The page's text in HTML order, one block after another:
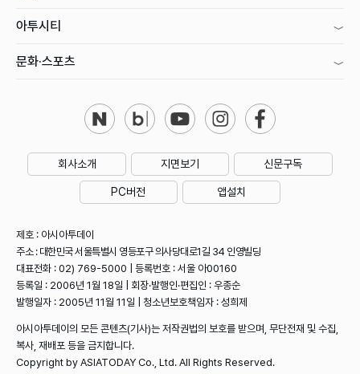
아투시티
문화·스포츠
회사소개 지면보기 신문구독
PC버전 앱설치
제호 : 아시아투데이
주소 : 대한민국 서울특별시 영등포구 의사당대로1길 34 인영빌딩
대표전화 : 02) 769-5000 | 등록번호 : 서울 아00160
등록일 : 2006년 1월 18일 | 회장·발행인·편집인 : 우종순
발행일자 : 2005년 11월 11일 | 청소년보호책임자 : 성희제
아시아투데이의 모든 콘텐츠(기사)는 저작권법의 보호를 받으며, 무단전재 및 수집,
복사, 재배포 등을 금지합니다.
Copyright by ASIATODAY Co., Ltd. All Rights Reserved.